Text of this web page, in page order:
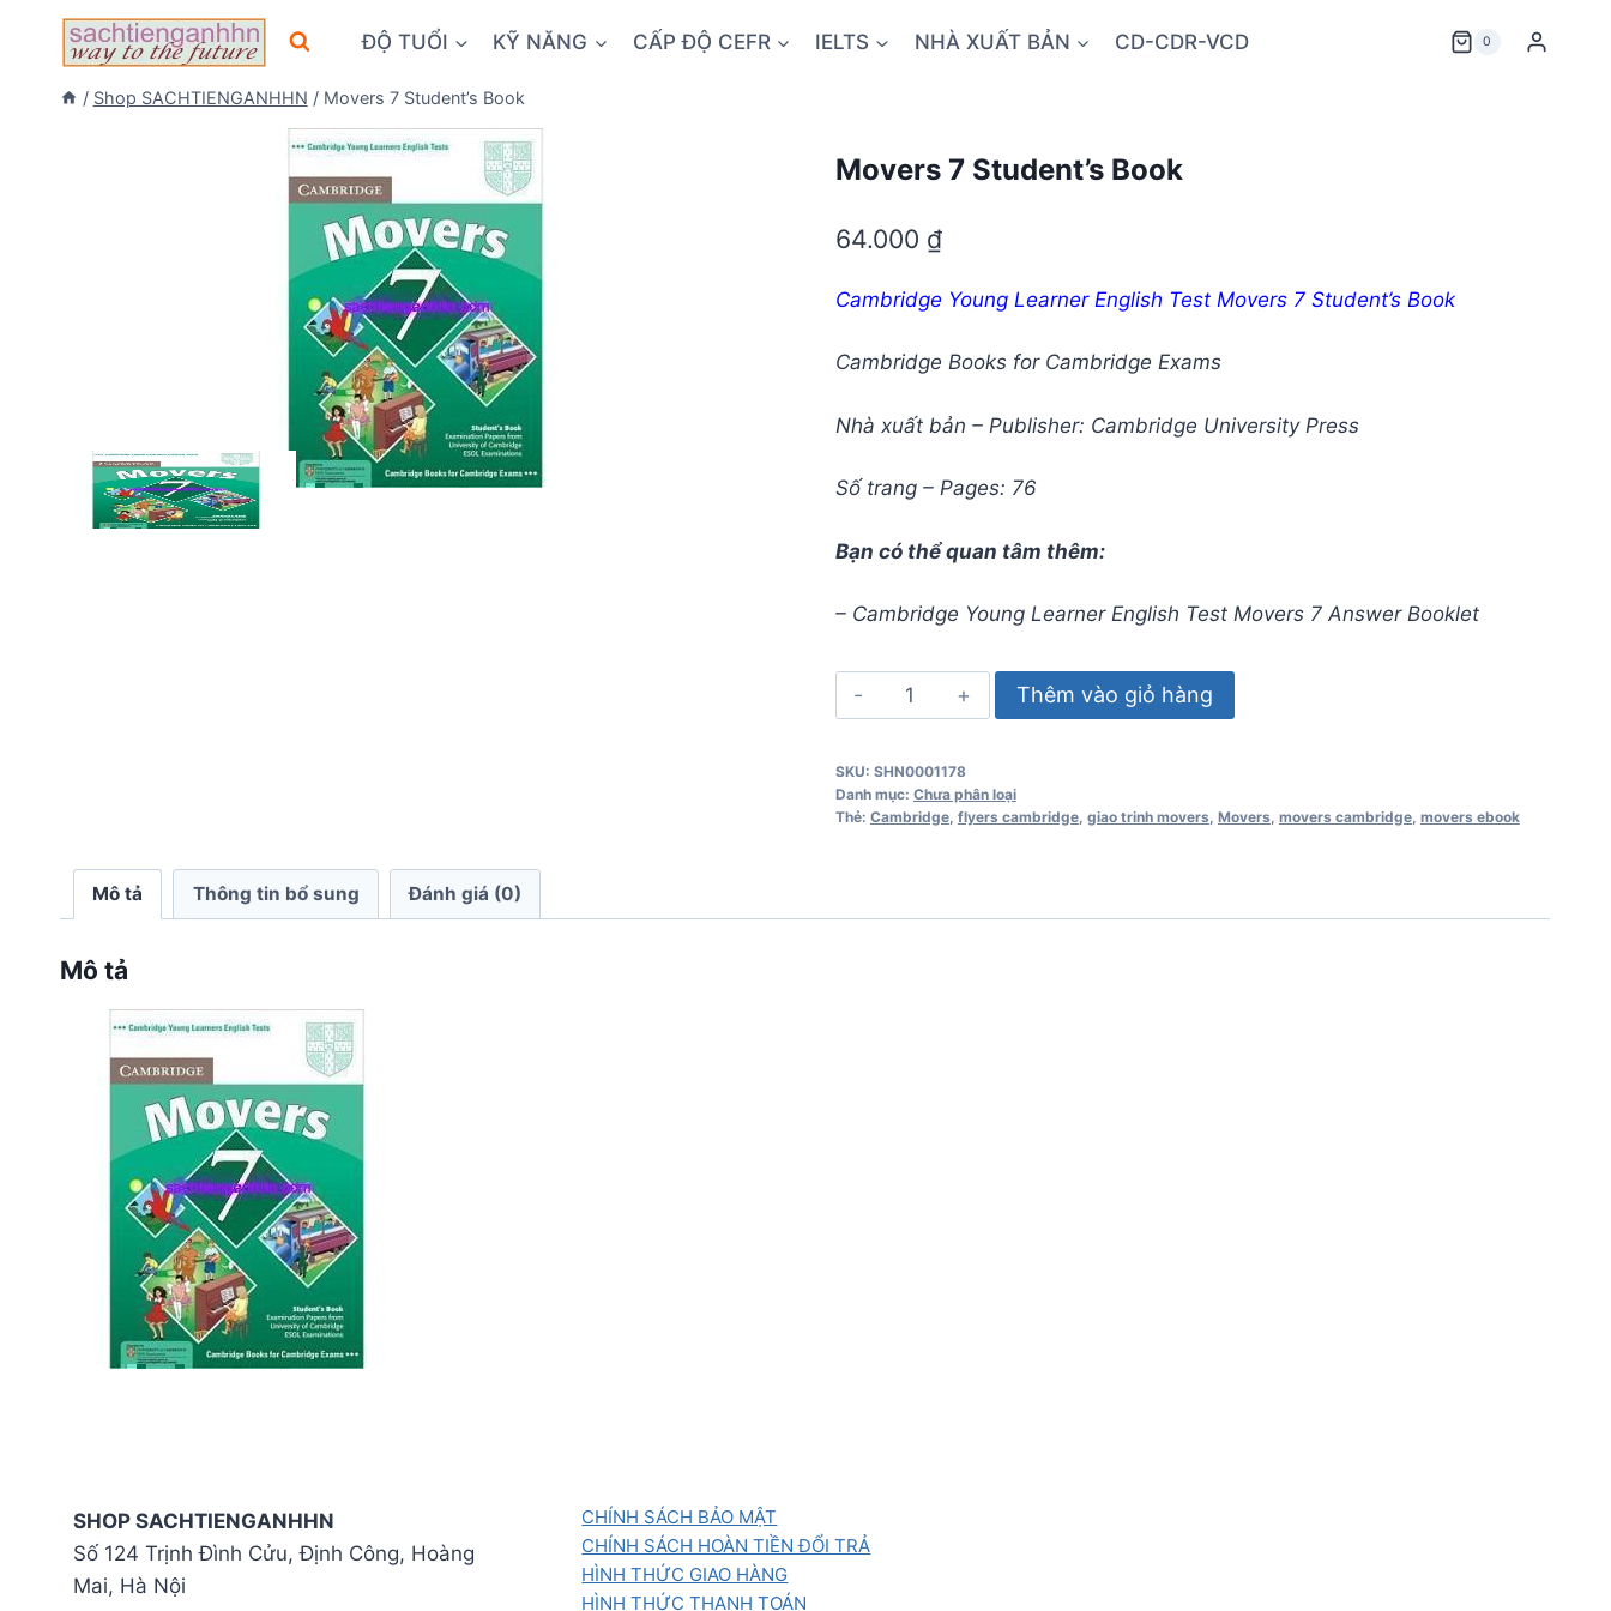
ĐỘ TUỔI KỸ NĂNG CẤP ĐỘ CEFR IELTS NHÀ XUẤT BẢN CD-CDR-VCD 0
/ Shop SACHTIENGANHHN / Movers 7 Student’s Book
Movers 7 Student’s Book
64.000 ₫
Cambridge Young Learner English Test Movers 7 Student’s Book
Cambridge Books for Cambridge Exams
Nhà xuất bản – Publisher: Cambridge University Press
Số trang – Pages: 76
Bạn có thể quan tâm thêm:
– Cambridge Young Learner English Test Movers 7 Answer Booklet
Movers
7
Book
số
Thêm vào giỏ hàng
SKU: SHN0001178
Danh mục: Chưa phân loại
Thẻ: Cambridge, flyers cambridge, giao trinh movers, Movers, movers cambridge, movers ebook
Mô tả Thông tin bổ sung Đánh giá (0)
Mô tả
SHOP SACHTIENGANHHN
Số 124 Trịnh Đình Cửu, Định Công, Hoàng
Mai, Hà Nội
CHÍNH SÁCH BẢO MẬT
CHÍNH SÁCH HOÀN TIỀN ĐỔI TRẢ
HÌNH THỨC GIAO HÀNG
HÌNH THỨC THANH TOÁN